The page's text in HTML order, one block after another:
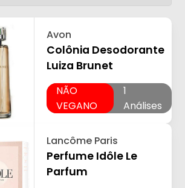
Avon
Colônia Desodorante
Luiza Brunet
NÃO
VEGANO
1
Análises
Lancôme Paris
Perfume Idôle Le
Parfum